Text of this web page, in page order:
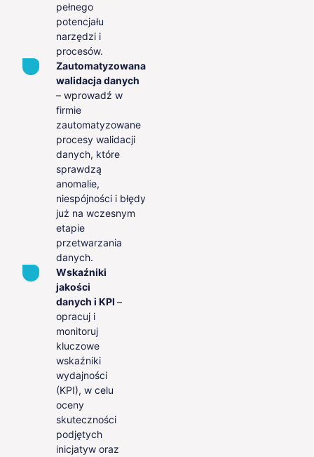
pełnego
potencjału
narzędzi i
procesów.
Zautomatyzowana
walidacja danych
– wprowadź w
firmie
zautomatyzowane
procesy walidacji
danych, które
sprawdzą
anomalie,
niespójności i błędy
już na wczesnym
etapie
przetwarzania
danych.
Wskaźniki
jakości
danych i KPI –
opracuj i
monitoruj
kluczowe
wskaźniki
wydajności
(KPI), w celu
oceny
skuteczności
podjętych
inicjatyw oraz